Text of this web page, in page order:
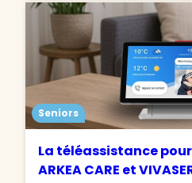
Seniors
La téléassistance
ARKEA CARE et